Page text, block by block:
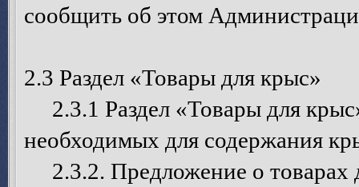
сообщить об этом
2.3 Раздел «Товары для крыс»
2.3.1 Раздел «Товары для
необходимых для содержания
2.3.2. Предложение о товарах